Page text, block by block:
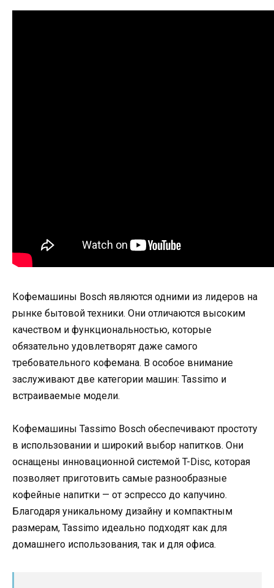
Кофемашины Bosch являются одними из лидеров на
рынке бытовой техники. Они отличаются высоким
качеством и функциональностью, которые
обязательно удовлетворят даже самого
требовательного кофемана. В особое внимание
заслуживают две категории машин: Tassimo и
встраиваемые модели.
Кофемашины Tassimo Bosch обеспечивают простоту
в использовании и широкий выбор напитков. Они
оснащены инновационной системой T-Disc, которая
позволяет приготовить самые разнообразные
кофейные напитки — от эспрессо до капучино.
Благодаря уникальному дизайну и компактным
размерам, Tassimo идеально подходят как для
домашнего использования, так и для офиса.